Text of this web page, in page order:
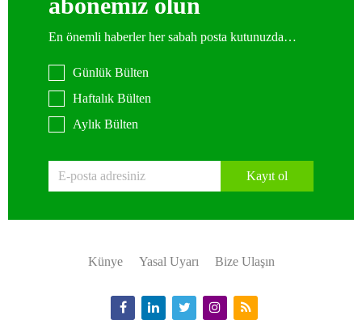
En önemli haberler her sabah posta kutunuzda…
Günlük Bülten
Haftalık Bülten
Aylık Bülten
Kayıt ol
Künye Yasal Uyarı Bize Ulaşın